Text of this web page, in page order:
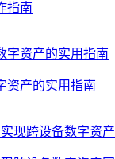
指南
资产的实用指南